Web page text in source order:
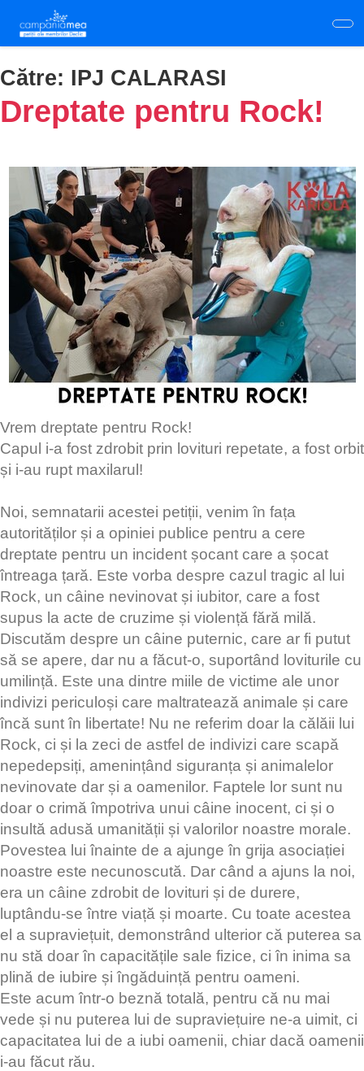
main
content
Către: IPJ CALARASI
Dreptate pentru Rock!
Vrem dreptate pentru Rock!
Capul i-a fost zdrobit prin lovituri repetate, a fost orbit
și i-au rupt maxilarul!
Noi, semnatarii acestei petiții, venim în fața
autorităților și a opiniei publice pentru a cere
dreptate pentru un incident șocant care a șocat
întreaga țară. Este vorba despre cazul tragic al lui
Rock, un câine nevinovat și iubitor, care a fost
supus la acte de cruzime și violență fără milă.
Discutăm despre un câine puternic, care ar fi putut
să se apere, dar nu a făcut-o, suportând loviturile cu
umilință. Este una dintre miile de victime ale unor
indivizi periculoși care maltratează animale și care
încă sunt în libertate! Nu ne referim doar la călăii lui
Rock, ci și la zeci de astfel de indivizi care scapă
nepedepsiți, amenințând siguranța și animalelor
nevinovate dar și a oamenilor. Faptele lor sunt nu
doar o crimă împotriva unui câine inocent, ci și o
insultă adusă umanității și valorilor noastre morale.
Povestea lui înainte de a ajunge în grija asociației
noastre este necunoscută. Dar când a ajuns la noi,
era un câine zdrobit de lovituri și de durere,
luptându-se între viață și moarte. Cu toate acestea
el a supraviețuit, demonstrând ulterior că puterea sa
nu stă doar în capacitățile sale fizice, ci în inima sa
plină de iubire și îngăduință pentru oameni.
Este acum într-o beznă totală, pentru că nu mai
vede și nu puterea lui de supraviețuire ne-a uimit, ci
capacitatea lui de a iubi oamenii, chiar dacă oamenii
i-au făcut rău.